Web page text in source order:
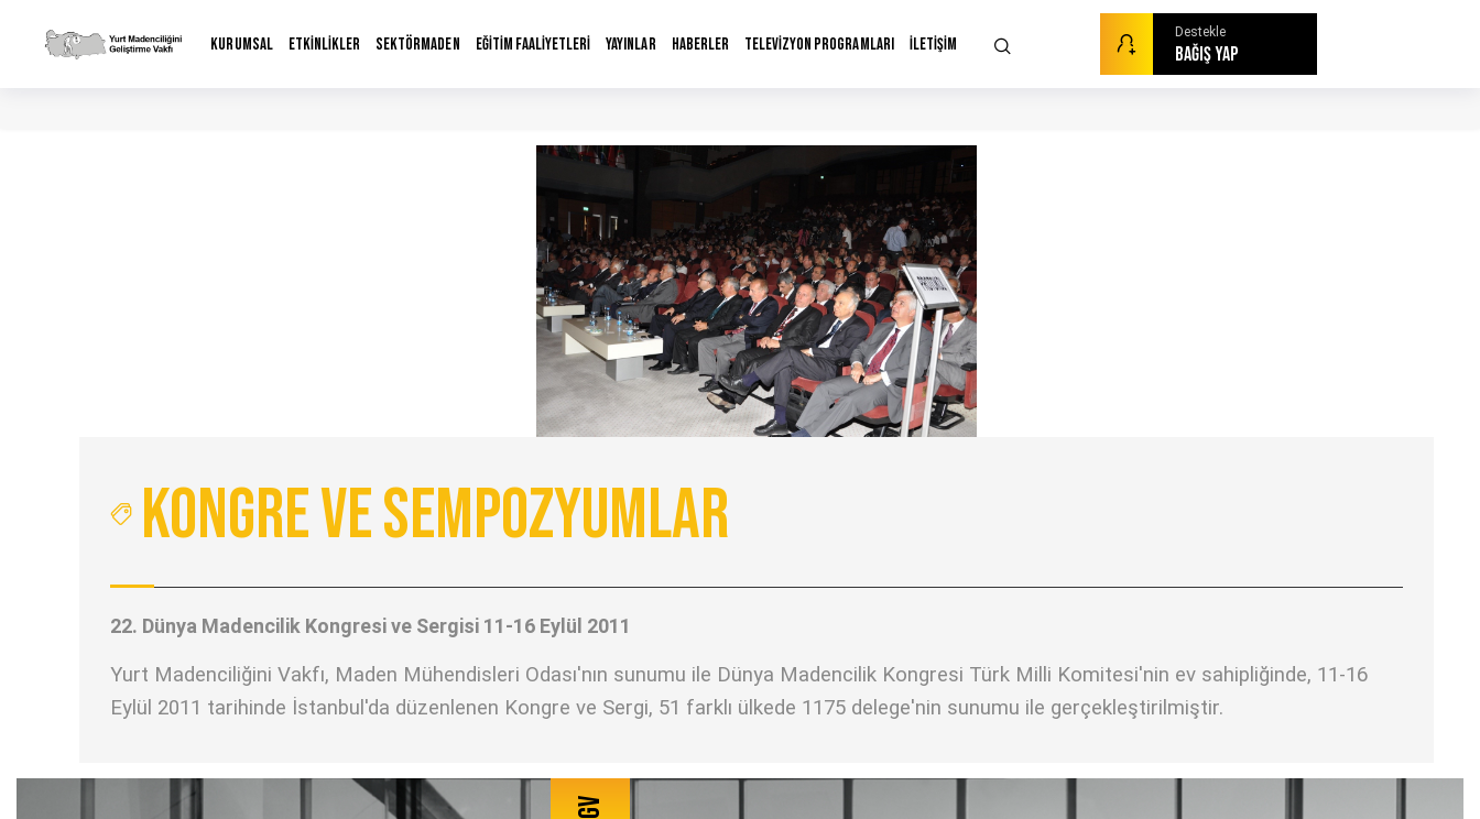
KURUMSAL ETKİNLİKLER SEKTÖRMADEN EĞİTİM FAALİYETLERİ YAYINLAR HABERLER TELEVİZYON PROGRAMLARI İLETİŞİM
Destekle
BAĞIŞ YAP
Kongre ve Sempozyumlar
22. Dünya Madencilik Kongresi ve Sergisi 11-16 Eylül 2011
Yurt Madenciliğini Vakfı, Maden Mühendisleri Odası'nın sunumu ile Dünya Madencilik Kongresi Türk Milli Komitesi'nin ev sahipliğinde, 11-16
Eylül 2011 tarihinde İstanbul'da düzenlenen Kongre ve Sergi, 51 farklı ülkede 1175 delege'nin sunumu ile gerçekleştirilmiştir.